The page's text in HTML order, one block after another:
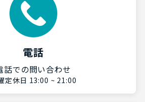
電話
話での問い合わせ
定休日 13:00 ~ 21:00